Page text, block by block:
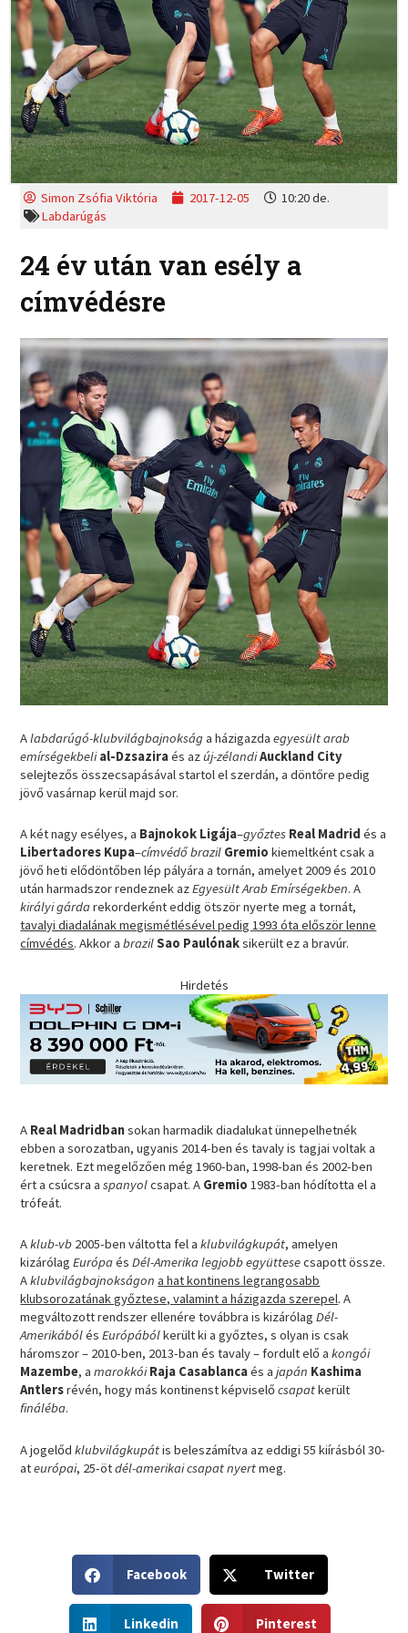
Simon Zsófia Viktória 2017-12-05
10:20 de.
Labdarúgás
24 év után van esély a
címvédésre
Alabdarúgó-klubvilágbajnoksága házigazdaegyesült arab
emírségekbeli al-Dzsaziraés azúj-zélandiAuckland City
selejtezős összecsapásával startol el szerdán, a döntőre pedig
jövő vasárnap kerül majd sor.
A két nagy esélyes, a Bajnokok Ligája–győztes Real Madrid és a
Libertadores Kupa–címvédő brazil Gremio kiemeltként csak a
jövő heti elődöntőben lép pályára a tornán, amelyet 2009 és 2010
után harmadszor rendeznek azEgyesült Arab Emírségekben. A
királyi gárdarekorderként eddig ötször nyerte meg a tornát,
tavalyi diadalának megismétlésével pedig 1993 óta először lenne
címvédés. Akkor abrazilSao Paulónaksikerült ez a bravúr.
Hirdetés
A Real Madridbansokan harmadik diadalukat ünnepelhetnék
ebben a sorozatban, ugyanis 2014-ben és tavaly is tagjai voltak a
keretnek. Ezt megelőzően még 1960-ban, 1998-ban és 2002-ben
ért a csúcsra aspanyolcsapat. A Gremio 1983-ban hódította el a
trófeát.
Aklub-vb 2005-ben váltotta fel aklubvilágkupát, amelyen
kizárólagEurópaésDél-Amerika legjobb együttesecsapott össze.
Aklubvilágbajnokságon a hat kontinens legrangosabb
klubsorozatának győztese, valamint a házigazda szerepel. A
megváltozott rendszer ellenére továbbra is kizárólagDél-
AmerikábólésEurópábólkerült ki a győztes, s olyan is csak
háromszor – 2010-ben, 2013-ban és tavaly – fordult elő akongói
Mazembe, amarokkói Raja Casablancaés ajapán Kashima
Antlersrévén, hogy más kontinenst képviselőcsapatkerült
fináléba.
A jogelődklubvilágkupátis beleszámítva az eddigi 55 kiírásból 30-
ateurópai, 25-ötdél-amerikai csapat nyertmeg.
h
r
Facebook
h
Twitter
h
Linkedin
h
Pinterest